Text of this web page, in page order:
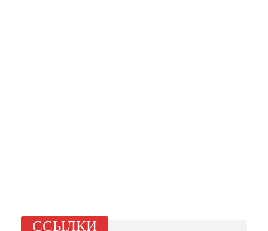
ССЫЛКИ